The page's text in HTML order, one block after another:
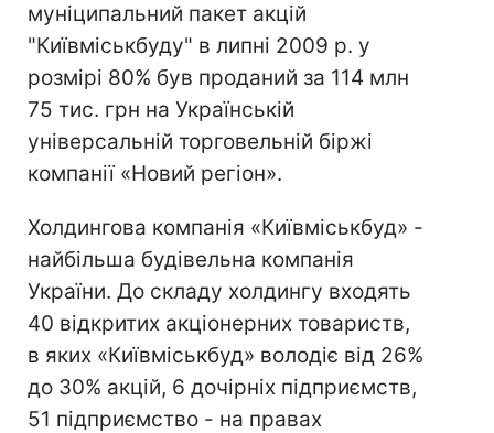
муніципальний пакет акцій
"Київміськбуду" в липні 2009 р. у
розмірі 80% був проданий за 114 млн
75 тис. грн на Українській
універсальній торговельній біржі
компанії «Новий регіон».
Холдингова компанія «Київміськбуд» -
найбільша будівельна компанія
України. До складу холдингу входять
40 відкритих акціонерних товариств,
в яких «Київміськбуд» володіє від 26%
до 30% акцій, 6 дочірніх підприємств,
51 підприємство - на правах